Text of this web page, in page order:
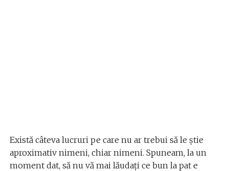
Există câteva lucruri pe care nu ar trebui să le ştie
aproximativ nimeni, chiar nimeni. Spuneam, la un
moment dat, să nu vă mai lăudaţi ce bun la pat e